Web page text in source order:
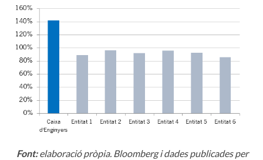
Font:elaboració pròpia. Bloomberg i dades publicades per